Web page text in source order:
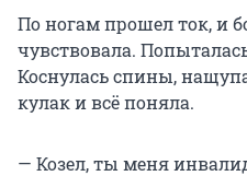
По ногам прошел ток, и
чувствовала.
Коснулась спины,
кулак и всё поняла.
— Козел, ты меня